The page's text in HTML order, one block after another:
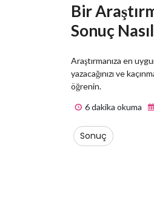
Bir
Sonuç
Araştırmanıza en
yazacağınızı ve
öğrenin.
6 dakika okuma
Sonuç